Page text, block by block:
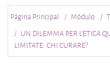
Página Principal Módulo
UN DILEMMA PER L’ETICA
LIMITATE: CHI CURARE?